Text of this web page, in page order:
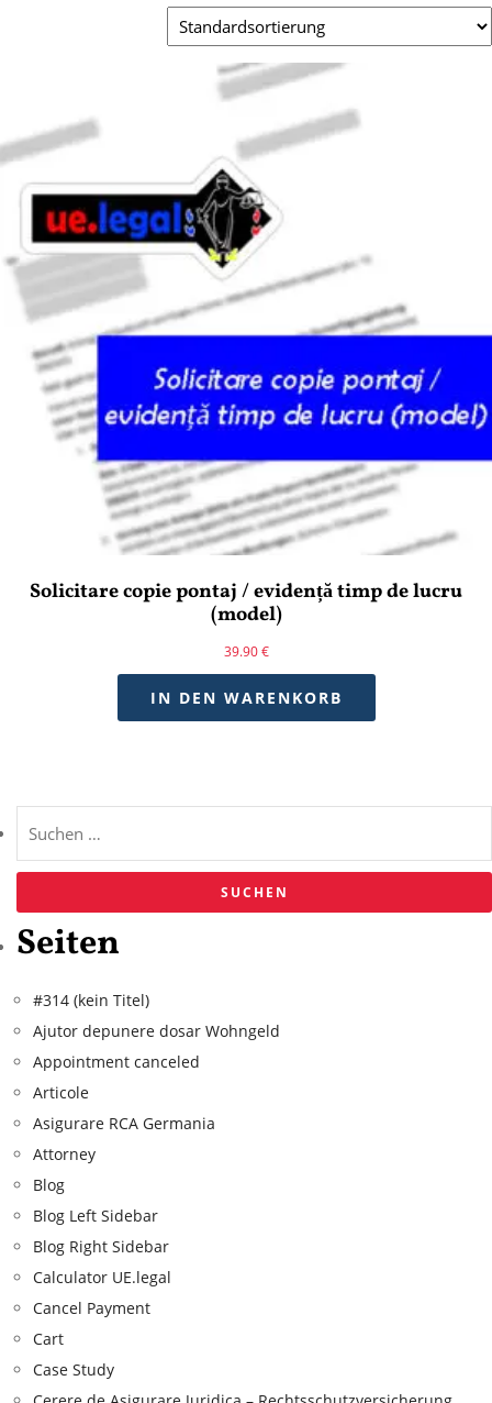
Solicitare copie pontaj / evidență timp de lucru
(model)
39.90€
IN DEN WARENKORB
Seiten
#314 (kein Titel)
Ajutor depunere dosar Wohngeld
Appointment canceled
Articole
Asigurare RCA Germania
Attorney
Blog
Blog Left Sidebar
Blog Right Sidebar
Calculator UE.legal
Cancel Payment
Cart
Case Study